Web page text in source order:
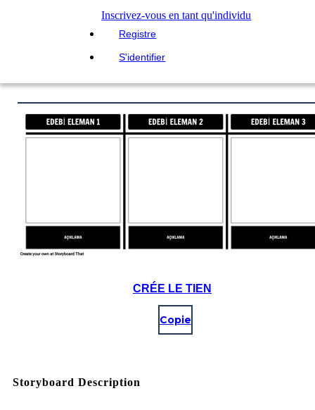
Inscrivez-vous en tant qu'individu
Registre
S'identifier
CRÉE LE TIEN
Copie
Storyboard Description